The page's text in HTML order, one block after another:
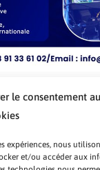
le consentement
expériences, nous
et/ou accéder aux